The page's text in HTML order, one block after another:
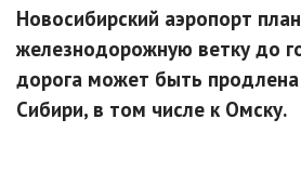
Новосибирский аэропорт
железнодорожную ветку до
дорога может быть продлена
Сибири, в том числе к Омску.